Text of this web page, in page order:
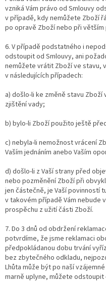
vzniká Vám právo od Smlouvy
v případě, kdy nemůžete Zboží
po opravě Zboží nebo při větším
6. V případě podstatného i
odstoupit od Smlouvy, ani
nemůžete vrátit Zboží ve stavu,
v následujících případech:
a) došlo-li ke změně stavu
zjištění vady;
b) bylo-li Zboží použito ještě
c) nebyla-li nemožnost vrácení
Vaším jednáním anebo Vaším
d) došlo-li z Vaší strany před
nebo pozměnění Zboží při
jen částečně, je Vaší povinností
v takovém případě Vám nebude
prospěchu z užití části Zboží.
7. Do 3 dnů od obdržení
potvrdíme, že jsme reklamaci
předpokládanou dobu trvání
bez zbytečného odkladu,
Lhůta může být po naší
marně uplyne, můžete odstoupit